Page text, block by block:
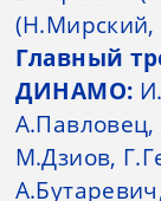
(Н.Мирский,
Главный
ДИНАМО:
М.Дзиов,